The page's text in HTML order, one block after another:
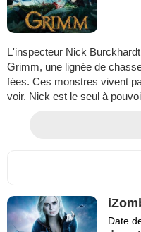
L'inspecteur Nick
Grimm, une lignée de
fées. Ces monstres vivent
voir. Nick est le seul à
Date